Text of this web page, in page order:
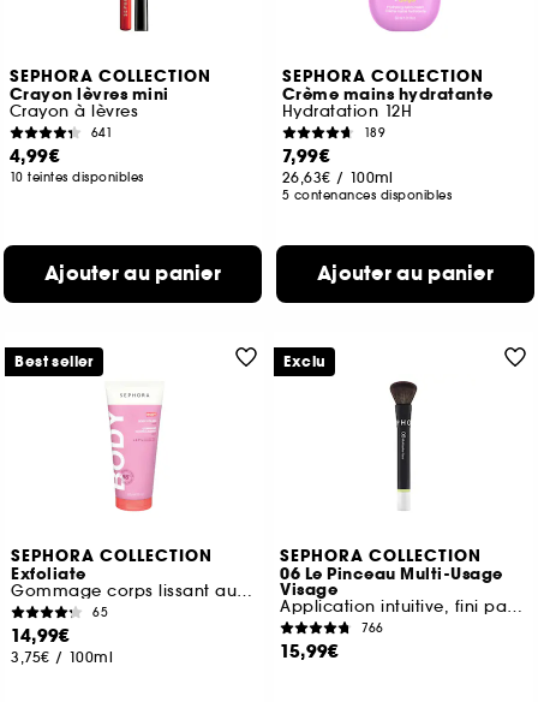
SEPHORA COLLECTION
Crayon lèvres mini
Crayon à lèvres
641
4,99€
10 teintes disponibles
Ajouter au panier
SEPHORA COLLECTION
Crème mains hydratante
Hydratation 12H
189
7,99€
26,63€ / 100ml
5 contenances disponibles
Ajouter au panier
SEPHORA COLLECTION
Exfoliate
Gommage corps lissant aux AHA
65
14,99€
3,75€ / 100ml
Best seller
SEPHORA COLLECTION
06 Le Pinceau Multi-Usage
Visage
Application intuitive, fini parfait
766
15,99€
Exclu